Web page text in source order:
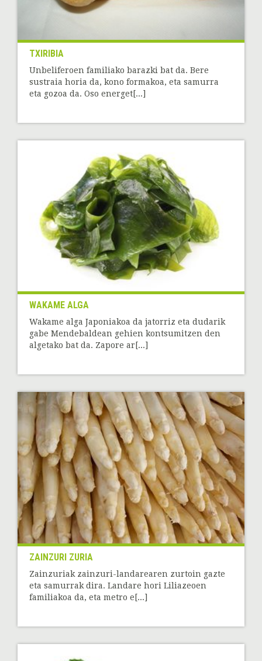
TXIRIBIA
Unbeliferoen familiako barazki bat da. Bere
sustraia horia da, kono formakoa, eta samurra
eta gozoa da. Oso energet[...]
WAKAME ALGA
Wakame alga Japoniakoa da jatorriz eta dudarik
gabe Mendebaldean gehien kontsumitzen den
algetako bat da. Zapore ar[...]
ZAINZURI ZURIA
Zainzuriak zainzuri-landarearen zurtoin gazte
eta samurrak dira. Landare hori Liliazeoen
familiakoa da, eta metro e[...]